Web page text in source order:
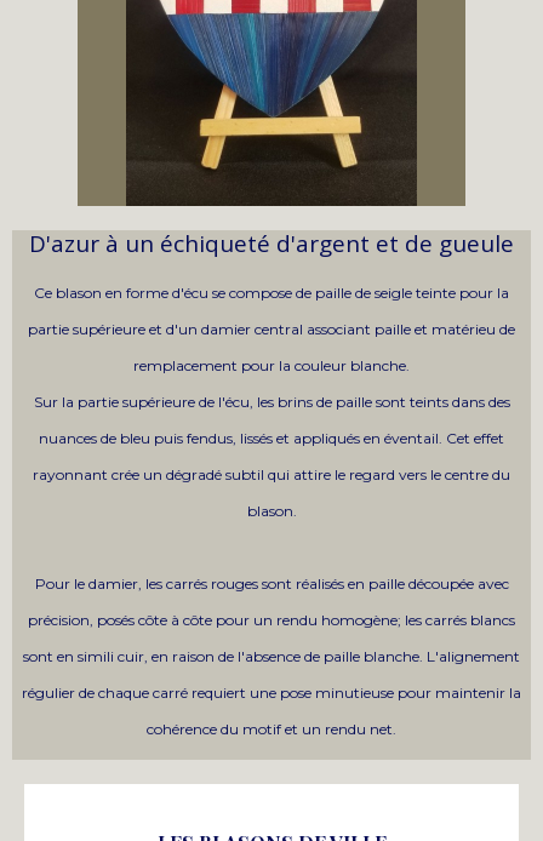
D'azur à un échiqueté d'argent et de gueule
Ce blason en forme d'écu se compose de paille de seigle teinte pour la
partie supérieure et d'un damier central associant paille et matérieu de
remplacement pour la couleur blanche.
Sur la partie supérieure de l'écu, les brins de paille sont teints dans des
nuances de bleu puis fendus, lissés et appliqués en éventail. Cet effet
rayonnant crée un dégradé subtil qui attire le regard vers le centre du
blason.
Pour le damier, les carrés rouges sont réalisés en paille découpée avec
précision, posés côte à côte pour un rendu homogène; les carrés blancs
sont en simili cuir, en raison de l'absence de paille blanche. L'alignement
régulier de chaque carré requiert une pose minutieuse pour maintenir la
cohérence du motif et un rendu net.